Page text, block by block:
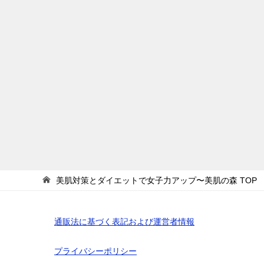
美肌対策とダイエットで女子力アップ〜美肌の森 TOP
通販法に基づく表記および運営者情報
プライバシーポリシー